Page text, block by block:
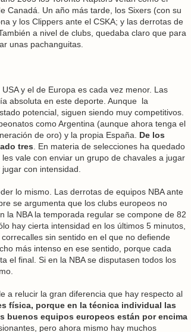
Canadá. Un año más tarde, los Sixers (con su
y los Clippers ante el CSKA; y las derrotas de
a nivel de clubs, quedaba claro que para
unas pachanguitas.
y el de Europa es cada vez menor. Las
absoluta en este deporte. Aunque la
potencial, siguen siendo muy competitivos.
como Argentina (aunque ahora tenga el
de oro) y la propia España. De los
tres . En materia de selecciones ha quedado
vale con enviar un grupo de chavales a jugar
con intensidad.
lo mismo. Las derrotas de equipos NBA ante
se argumenta que los clubs europeos no
la NBA la temporada regular se compone de 82
hay cierta intensidad en los últimos 5 minutos,
sin sentido en el que no defiende
más intenso en ese sentido, porque cada
el final. Si en la NBA se disputasen todos los
a relucir la gran diferencia que hay respecto al
física, porque en la técnica individual las
buenos equipos europeos están por encima
pero ahora mismo hay muchos